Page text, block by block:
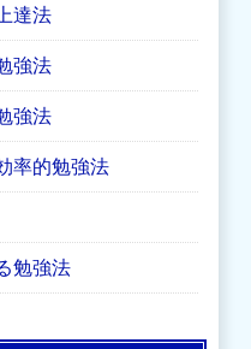
達法
強法
強法
率的勉強法
勉強法